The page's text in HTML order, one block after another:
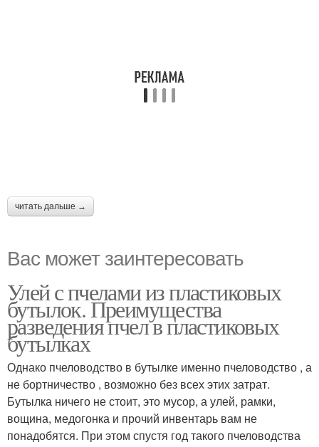
читать дальше →
Вас может заинтересовать
Улей с пчелами из пластиковых
бутылок. Преимущества
разведения пчел в пластиковых
бутылках
Однако пчеловодство в бутылке именно пчеловодство , а
не бортничество , возможно без всех этих затрат.
Бутылка ничего не стоит, это мусор, а улей, рамки,
вощина, медогонка и прочий инвентарь вам не
понадобятся. При этом спустя год такого пчеловодства